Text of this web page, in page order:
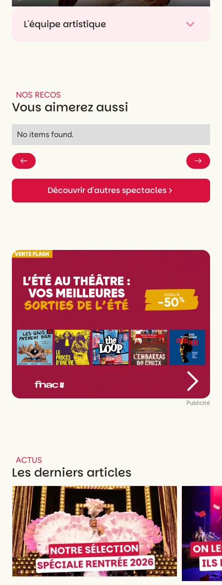
Play Mute
Enter
L'équipe artistique
Adaptation théâtrale
Virginie Bienaimé
NOS RECOS
Vous aimerez aussi
No items found.
Découvrir d'autres spectacles
Publicité
ACTUS
Les derniers articles